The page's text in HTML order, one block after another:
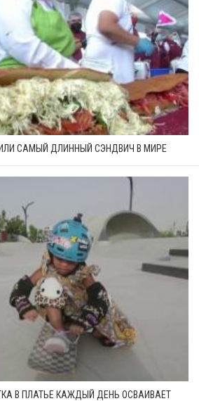
САМЫЙ ДЛИННЫЙ СЭНДВИЧ В МИРЕ
В ПЛАТЬЕ КАЖДЫЙ ДЕНЬ ОСВАИВАЕТ